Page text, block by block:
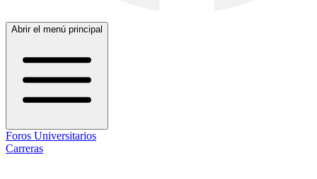
Abrir el menú principal
Foros Universitarios
Carreras